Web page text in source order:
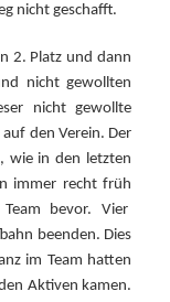
nicht geschafft.
2. Platz und dann
nicht gewollten
nicht gewollte
den Verein. Der
wie in den letzten
immer recht früh
bevor. Vier
beenden. Dies
im Team hatten
Aktiven kamen.